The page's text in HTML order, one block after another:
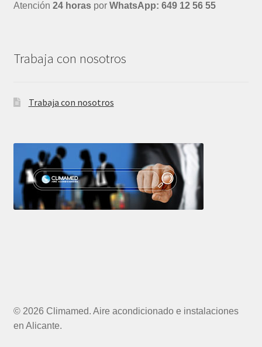
Atención 24 horaspor WhatsApp: 649 12 56 55
Trabaja con nosotros
Trabaja con nosotros
© 2026 Climamed. Aire acondicionado e instalaciones
en Alicante.